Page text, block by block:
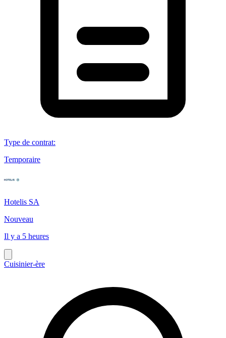
Type de contrat:
Temporaire
Hotelis SA
Nouveau
Il y a 5 heures
Cuisinier-ère